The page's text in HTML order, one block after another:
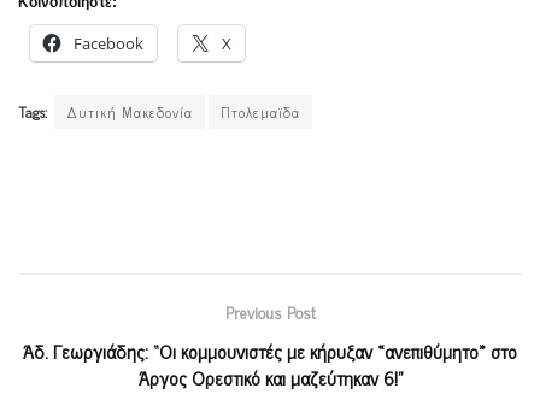
Facebook X
Tags: Δυτική Μακεδονία Πτολεμαϊδα
Previous Post
Άδ. Γεωργιάδης: “Οι κομμουνιστές με κήρυξαν «ανεπιθύμητο» στο
Άργος Ορεστικό και μαζεύτηκαν 6!”